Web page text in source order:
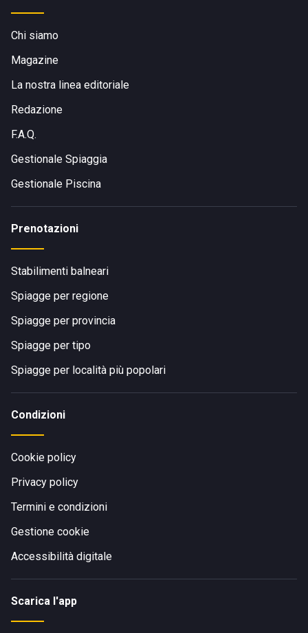
Chi siamo
Magazine
La nostra linea editoriale
Redazione
F.A.Q.
Gestionale Spiaggia
Gestionale Piscina
Prenotazioni
Stabilimenti balneari
Spiagge per regione
Spiagge per provincia
Spiagge per tipo
Spiagge per località più popolari
Condizioni
Cookie policy
Privacy policy
Termini e condizioni
Gestione cookie
Accessibilità digitale
Scarica l'app